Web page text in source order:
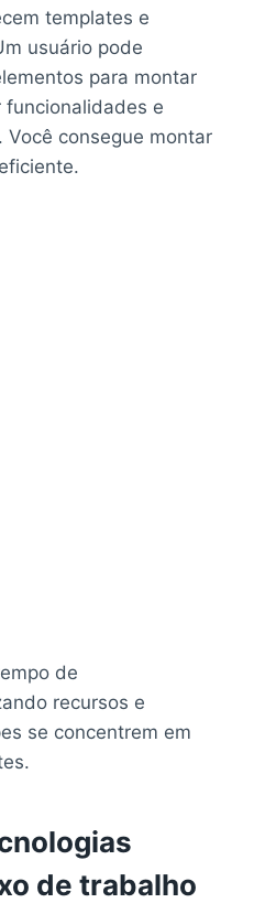
templates e
usuário pode
para montar
funcionalidades e
Você consegue montar
de
recursos e
se concentrem em
de trabalho